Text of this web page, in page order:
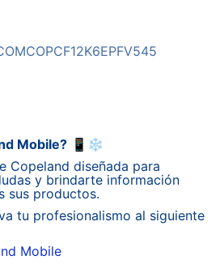
Mobile? 📱❄️
Copeland diseñada para
y brindarte información
sus productos.
tu profesionalismo al siguiente
Mobile